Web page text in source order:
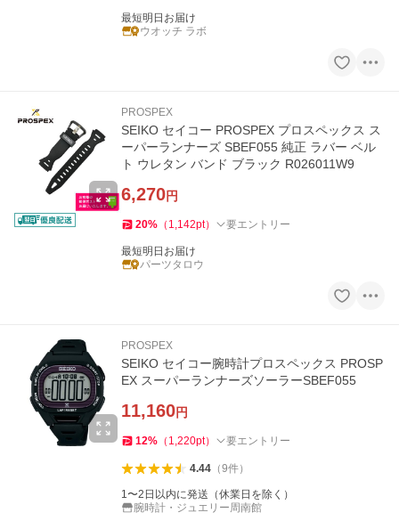
最短明日お届け
ウオッチ ラボ
PROSPEX
SEIKO セイコー PROSPEX プロスペックス ス
ーパーランナーズ SBEF055 純正 ラバー ベル
ト ウレタン バンド ブラック R026011W9
6,270円
20% （ 1,142pt） 要エントリー
最短明日お届け
パーツタロウ
PROSPEX
SEIKO セイコー腕時計プロスペックス PROSP
EX スーパーランナーズソーラーSBEF055
11,160円
12% （ 1,220pt） 要エントリー
4.44（9件）
1〜2日以内に発送（休業日を除く）
腕時計・ジュエリー周南館